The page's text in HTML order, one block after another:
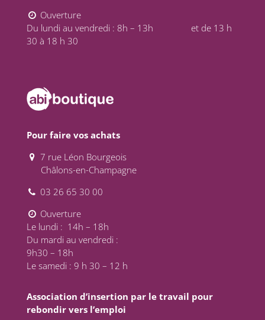
Ouverture
Du lundi au vendredi : 8h – 13h et de 13 h
30 à 18 h 30
Pour faire vos achats
7 rue Léon Bourgeois
Châlons-en-Champagne
03 26 65 30 00
Ouverture
Le lundi : 14h – 18h
Du mardi au vendredi :
9h30 – 18h
Le samedi : 9 h 30 – 12 h
Association d’insertion par le travail pour
rebondir vers l’emploi